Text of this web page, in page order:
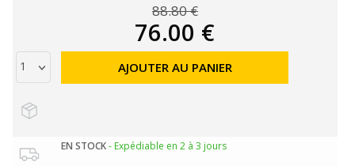
88.80 €
76.00 €
AJOUTER AU PANIER
EN STOCK- Expédiable en 2 à 3 jours